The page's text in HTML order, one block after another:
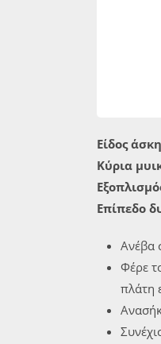
Είδος
Κύρια
Επίπεδο
Ανέβα
Φέρε
πλάτη